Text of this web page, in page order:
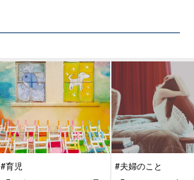
#育児 #夫婦のこと